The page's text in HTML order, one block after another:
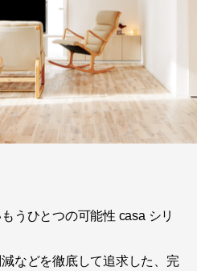
うひとつの可能性 casa シリ
などを徹底して追求した、完